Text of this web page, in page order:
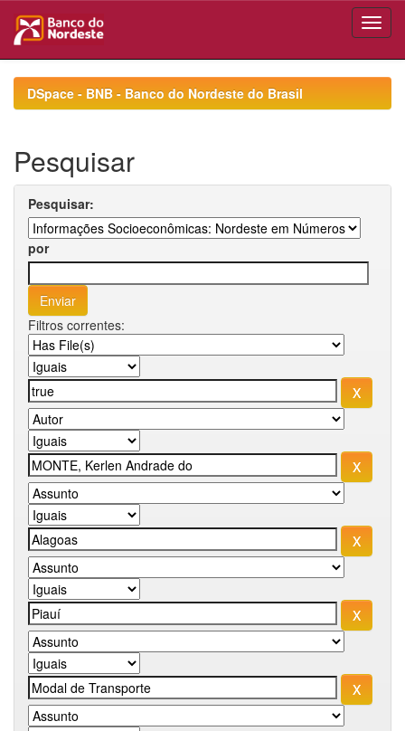
navigationDSpace - BNB - Banco do Nordeste do Brasil
Pesquisar
Pesquisar:
por
Filtros correntes: